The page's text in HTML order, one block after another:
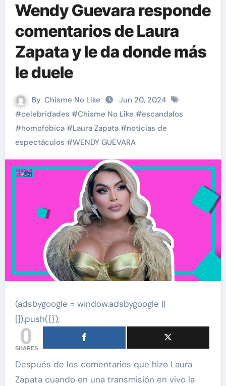
Wendy Guevara responde
comentarios de Laura
Zapata y le da donde más
le duele
By Chisme No Like
Jun 20, 2024
#celebridades #Chisme No Like #escandalos
#homofóbica#Laura Zapata#noticias de
espectáculos #WENDY GUEVARA
(adsbygoogle = window.adsbygoogle ||
[]).push({});
0
SHARES
Después de los comentarios que hizo Laura
Zapata cuando en una transmisión en vivo la